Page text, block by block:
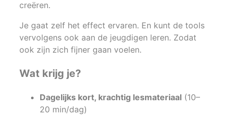
creëren.
Je gaat zelf het effect ervaren. En kunt de tools
vervolgens ook aan de jeugdigen leren. Zodat
ook zijn zich fijner gaan voelen.
Wat krijg je?
Dagelijks kort, krachtig lesmateriaal (10–
20 min/dag)